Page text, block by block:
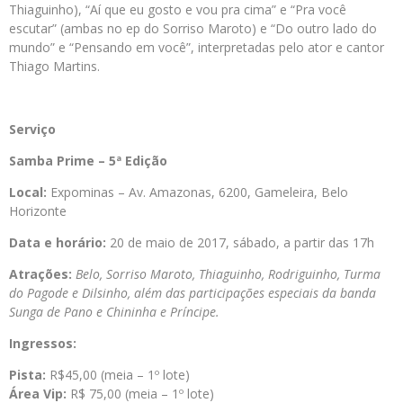
Thiaguinho), “Aí que eu gosto e vou pra cima” e “Pra você
escutar” (ambas no ep do Sorriso Maroto) e “Do outro lado do
mundo” e “Pensando em você”, interpretadas pelo ator e cantor
Thiago Martins.
Serviço
Samba Prime – 5ª Edição
Local: Expominas – Av. Amazonas, 6200, Gameleira, Belo
Horizonte
Data e horário: 20 de maio de 2017, sábado, a partir das 17h
Atrações: Belo, Sorriso Maroto, Thiaguinho, Rodriguinho, Turma
do Pagode e Dilsinho, além das participações especiais da banda
Sunga de Pano e Chininha e Príncipe.
Ingressos:
Pista: R$45,00 (meia – 1º lote)
Área Vip: R$ 75,00 (meia – 1º lote)